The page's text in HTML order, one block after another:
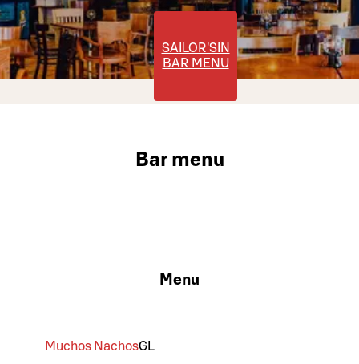
SAILOR'SIN
BAR MENU
Bar menu
Menu
Muchos NachosGL